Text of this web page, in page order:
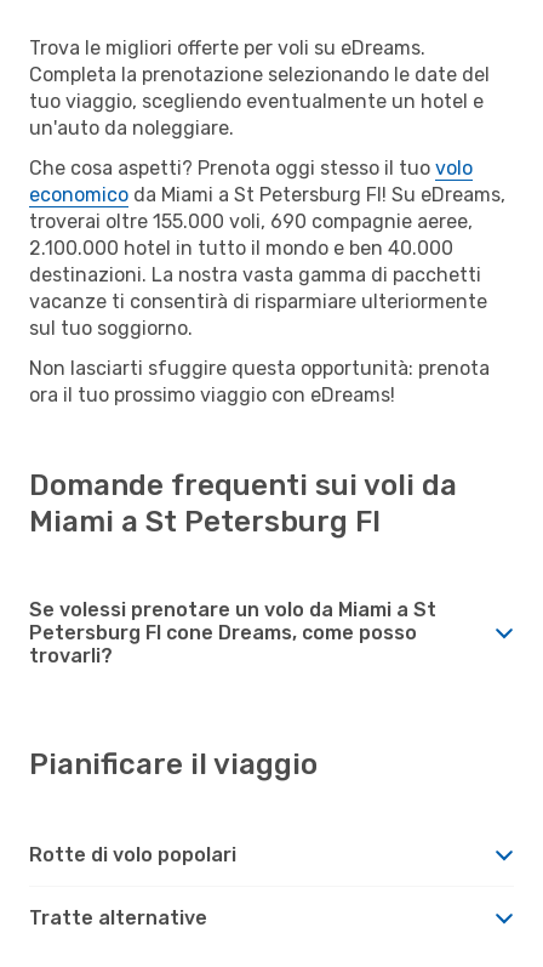
Trova le migliori offerte per voli su eDreams.
Completa la prenotazione selezionando le date del
tuo viaggio, scegliendo eventualmente un hotel e
un'auto da noleggiare.
Che cosa aspetti? Prenota oggi stesso il tuo volo
economico da Miami a St Petersburg Fl! Su eDreams,
troverai oltre 155.000 voli, 690 compagnie aeree,
2.100.000 hotel in tutto il mondo e ben 40.000
destinazioni. La nostra vasta gamma di pacchetti
vacanze ti consentirà di risparmiare ulteriormente
sul tuo soggiorno.
Non lasciarti sfuggire questa opportunità: prenota
ora il tuo prossimo viaggio con eDreams!
Domande frequenti sui voli da
Miami a St Petersburg Fl
Se volessi prenotare un volo da Miami a St
Petersburg Fl cone Dreams, come posso
trovarli?
Pianificare il viaggio
Rotte di volo popolari
Tratte alternative